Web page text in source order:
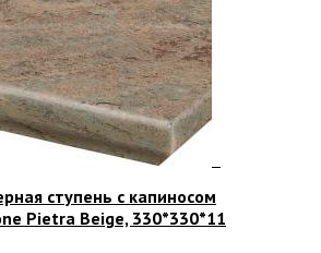
ступень с капиносом
Pietra Beige, 330*330*11